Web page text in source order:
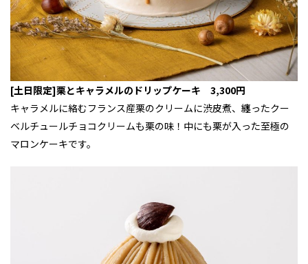
[土日限定]栗とキャラメルのドリップケーキ 3,300円
キャラメルに絡むフランス産栗のクリームに渋皮煮、纏ったクー
ベルチュールチョコクリームも栗の味！中にも栗が入った至極の
マロンケーキです。